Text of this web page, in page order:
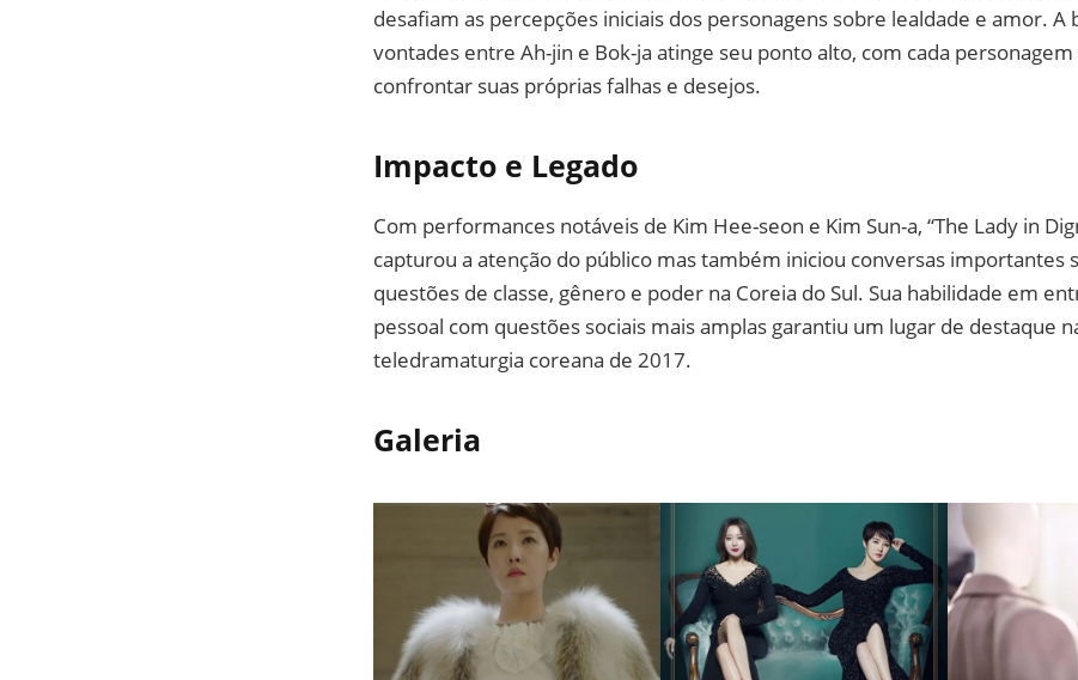
desafiam as percepções iniciais dos personagens sobre lealdade e amor. A
vontades entre Ah-jin e Bok-ja atinge seu ponto alto, com cada
confrontar suas próprias falhas e desejos.
Impacto e Legado
Com performances notáveis de Kim Hee-seon e Kim Sun-a, “The Lady in
capturou a atenção do público mas também iniciou conversas importantes
questões de classe, gênero e poder na Coreia do Sul. Sua habilidade em
pessoal com questões sociais mais amplas garantiu um lugar de destaque
teledramaturgia coreana de 2017.
Galeria